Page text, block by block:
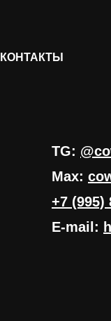
КОНТАКТЫ
TG:
Max:
+7 (995)
E-mail: